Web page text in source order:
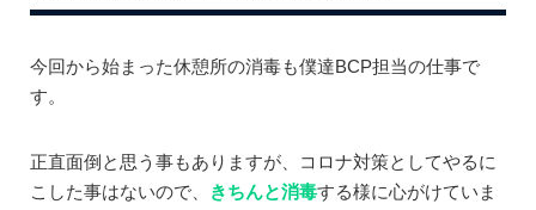
今回から始まった休憩所の消毒も僕達BCP担当の仕事で
す。
正直面倒と思う事もありますが、コロナ対策としてやるに
こした事はないので、
きちんと消毒する様に心がけていま